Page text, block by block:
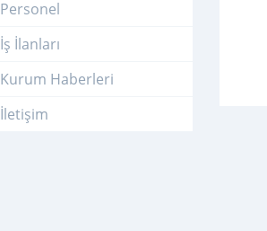
Personel
İş İlanları
Kurum Haberleri
İletişim